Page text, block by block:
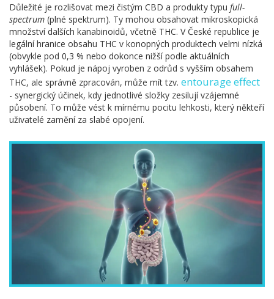
Důležité je rozlišovat mezi čistým CBD a produkty typu full-
spectrum (plné spektrum). Ty mohou obsahovat mikroskopická
množství dalších kanabinoidů, včetně THC. V České republice je
legální hranice obsahu THC v konopných produktech velmi nízká
(obvykle pod 0,3 % nebo dokonce nižší podle aktuálních
vyhlášek). Pokud je nápoj vyroben z odrůd s vyšším obsahem
THC, ale správně zpracován, může mít tzv. entourage effect
- synergický účinek, kdy jednotlivé složky zesilují vzájemné
působení. To může vést k mírnému pocitu lehkosti, který někteří
uživatelé zamění za slabé opojení.